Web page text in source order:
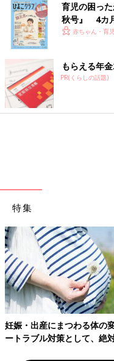
育児の困っ
秋号』 4カ
いっぱい！
赤ちゃん・育
もらえる年
PR(くらしの話題)
特集
妊娠・出産にまつわる体の
ートラブル対策として、絶